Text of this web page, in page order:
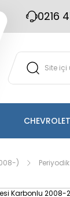
0216
CHEVROLET
)